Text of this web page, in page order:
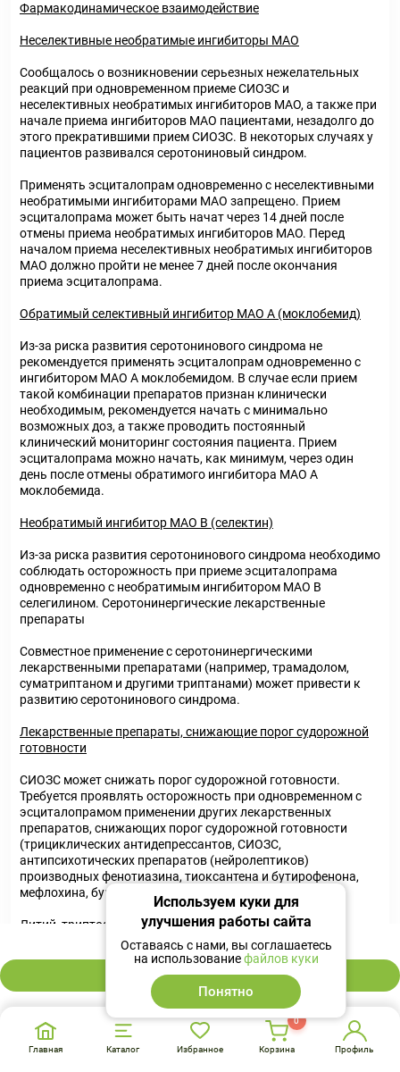
2 716 ₽
В корзину
Фармакодинамическое взаимодействие
Неселективные необратимые ингибиторы МАО
Сообщалось о возникновении серьезных нежелательных
реакций при одновременном приеме СИОЗС и
неселективных необратимых ингибиторов МАО, а также при
начале приема ингибиторов МАО пациентами, незадолго до
этого прекратившими прием СИОЗС. В некоторых случаях у
пациентов развивался серотониновый синдром.
Применять эсциталопрам одновременно с неселективными
необратимыми ингибиторами МАО запрещено. Прием
эсциталопрама может быть начат через 14 дней после
отмены приема необратимых ингибиторов МАО. Перед
началом приема неселективных необратимых ингибиторов
МАО должно пройти не менее 7 дней после окончания
приема эсциталопрама.
Обратимый селективный ингибитор МАО А (моклобемид)
Из-за риска развития серотонинового синдрома не
рекомендуется применять эсциталопрам одновременно с
ингибитором МАО А моклобемидом. В случае если прием
такой комбинации препаратов признан клинически
необходимым, рекомендуется начать с минимально
возможных доз, а также проводить постоянный
клинический мониторинг состояния пациента. Прием
эсциталопрама можно начать, как минимум, через один
день после отмены обратимого ингибитора МАО А
моклобемида.
Необратимый ингибитор МАО В (селектин)
Из-за риска развития серотонинового синдрома необходимо
соблюдать осторожность при приеме эсциталопрама
одновременно с необратимым ингибитором МАО В
селегилином. Серотонинергические лекарственные
препараты
Совместное применение с серотонинергическими
лекарственными препаратами (например, трамадолом,
суматриптаном и другими триптанами) может привести к
развитию серотонинового синдрома.
Лекарственные препараты, снижающие порог судорожной
готовности
СИОЗС может снижать порог судорожной готовности.
Требуется проявлять осторожность при одновременном с
эсциталопрамом применении других лекарственных
препаратов, снижающих порог судорожной готовности
(трициклических антидепрессантов, СИОЗС,
антипсихотических препаратов (нейролептиков)
производных фенотиазина, тиоксантена и бутирофенона,
мефлохина, бупропиона и трамадола).
Литий, триптофан
Поскольку зарегистрированы случаи усиления действия при
одновременном применении СИОЗС и лития или триптофана,
рекомендуется проявлять осторожность при
одновременном применении эсциталопрама с этими
препаратами.
Зверобой продырявленный
Главная Каталог Избранное Корзина
0
Профиль
Используем куки для
улучшения работы сайта
Оставаясь с нами, вы соглашаетесь
на использованиефайлов куки
Понятно